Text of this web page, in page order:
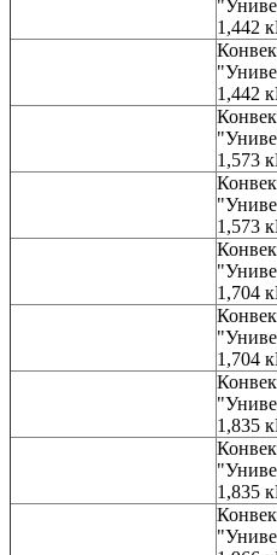
1,442
1,442
1,573
1,573
1,704
1,704
1,835
1,835